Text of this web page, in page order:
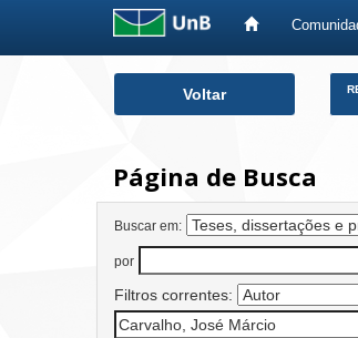
Voltar
Página de Busca
Buscar em:
por
Filtros correntes: